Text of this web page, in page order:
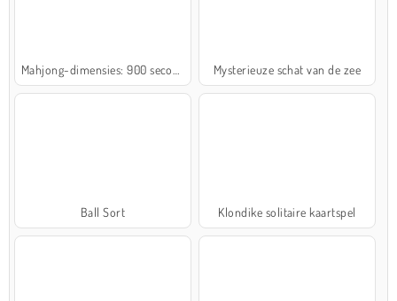
Mysterieuze schat van de zee
Ball Sort Klondike solitaire kaartspel